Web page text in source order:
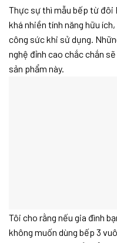
Thực sự thì mẫu bếp từ đôi
khá nhiền tính năng hữu
công sức khi sử dụng.
nghệ đỉnh cao chắc chắn
sản phẩm này.
Tôi cho rằng nếu gia đình
không muốn dùng bếp 3